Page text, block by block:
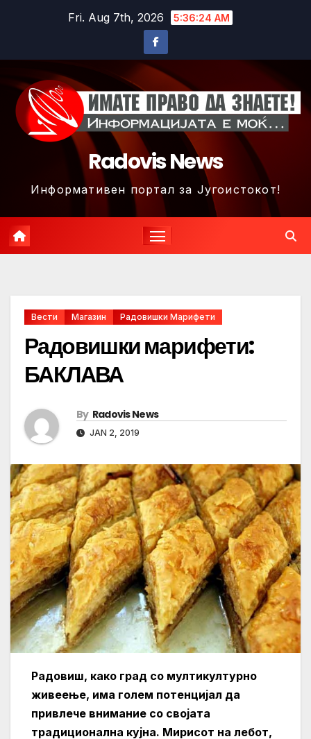
Fri. Aug 7th, 2026 5:36:27 AM
Radovis News
Информативен портал за Југоистокот!
Вести Магазин Радовишки Марифети
Радовишки марифети:
БАКЛАВА
By Radovis News
JAN 2, 2019
Радовиш, како град со мултикултурно
живеење, има голем потенцијал да
привлече внимание со својата
традиционална кујна. Мирисот на лебот,